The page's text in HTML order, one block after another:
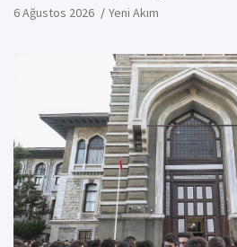
6 Ağustos 2026 Yeni Akım